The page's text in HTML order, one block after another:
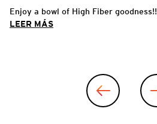
Enjoy a bowl of High Fiber goodness!!
LEER MÁS